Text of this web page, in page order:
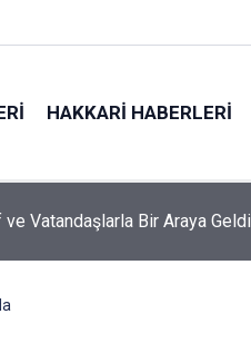
HAKKARI HABERLERI
Vatandaşlarla Bir Araya Geldi